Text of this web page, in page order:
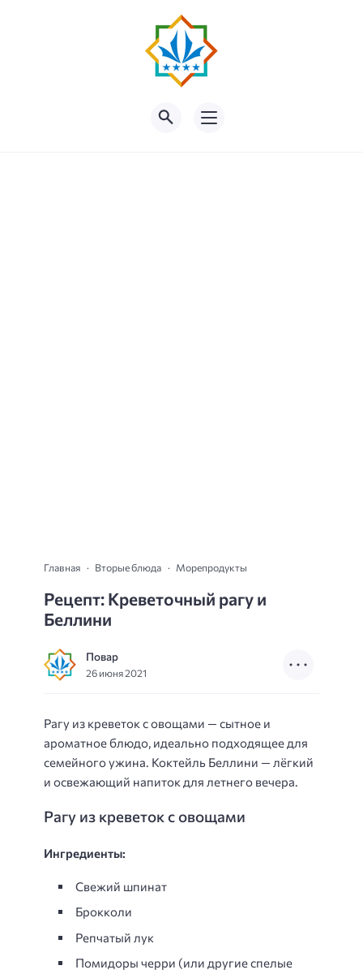
Главная Вторые блюда Морепродукты
Рецепт: Креветочный рагу и
Беллини
Повар
26 июня 2021
Рагу из креветок с овощами — сытное и
ароматное блюдо, идеально подходящее для
семейного ужина. Коктейль Беллини — лёгкий
и освежающий напиток для летнего вечера.
Рагу из креветок с овощами
Ингредиенты:
Свежий шпинат
Брокколи
Репчатый лук
Помидоры черри (или другие спелые